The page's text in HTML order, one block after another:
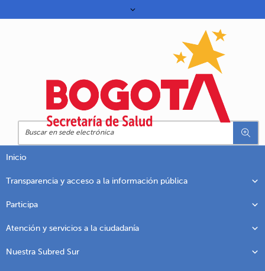
Inicio
Transparencia y acceso a la información pública
Participa
Atención y servicios a la ciudadanía
Nuestra Subred Sur